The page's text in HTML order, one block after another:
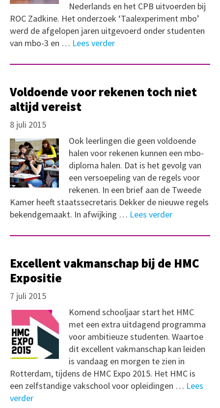
Nederlands en het CPB uitvoerden bij
ROC Zadkine. Het onderzoek ‘Taalexperiment mbo’
werd de afgelopen jaren uitgevoerd onder studenten
van mbo-3 en … Lees verder
Voldoende voor rekenen toch niet
altijd vereist
8 juli 2015
Ook leerlingen die geen voldoende
halen voor rekenen kunnen een mbo-
diploma halen. Dat is het gevolg van
een versoepeling van de regels voor
rekenen. In een brief aan de Tweede
Kamer heeft staatssecretaris Dekker de nieuwe regels
bekendgemaakt. In afwijking … Lees verder
Excellent vakmanschap bij de HMC
Expositie
7 juli 2015
Komend schooljaar start het HMC
met een extra uitdagend programma
voor ambitieuze studenten. Waartoe
dit excellent vakmanschap kan leiden
is vandaag en morgen te zien in
Rotterdam, tijdens de HMC Expo 2015. Het HMC is
een zelfstandige vakschool voor opleidingen … Lees
verder